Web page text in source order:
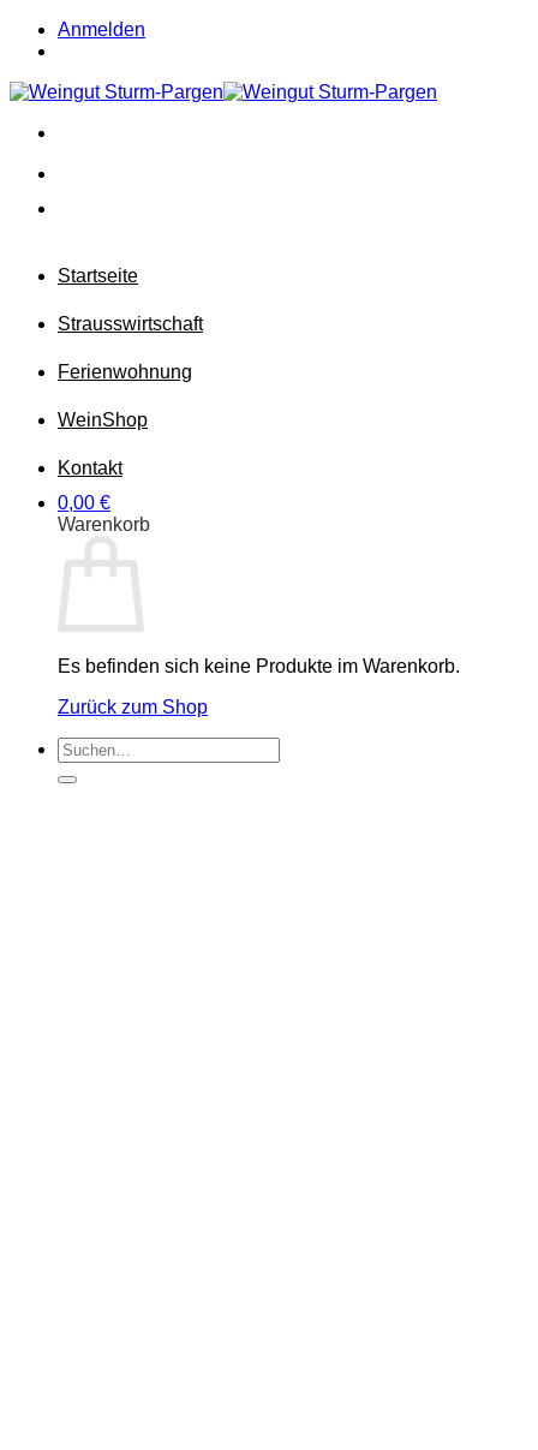
Zum
Inhalt
Anmelden
Startseite
Strausswirtschaft
Ferienwohnung
WeinShop
Kontakt
0,00 €
Warenkorb
Es befinden sich keine Produkte im Warenkorb.
Zurück zum Shop
Suchen
nach: